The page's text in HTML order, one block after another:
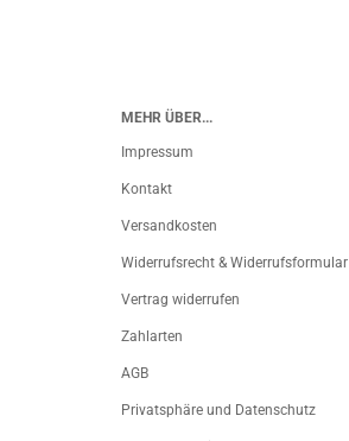
MEHR ÜBER...
Impressum
Kontakt
Versandkosten
Widerrufsrecht & Widerrufsformular
Vertrag widerrufen
Zahlarten
AGB
Privatsphäre und Datenschutz